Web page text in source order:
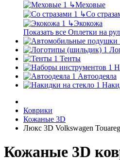
↳Меховые
↳Со
↳Экокожа
Показать все Оплетки на
Тенты
Автоодеяла
Коврики
Кожаные 3D
Люкс 3D Volkswagen
Кожаные 3D